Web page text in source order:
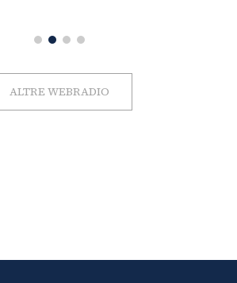
ALTRE WEBRADIO